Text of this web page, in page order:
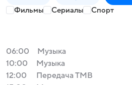
Фильмы Сериалы Спорт
06:00
Музыка
10:00
Музыка
12:00
Передача ТМВ